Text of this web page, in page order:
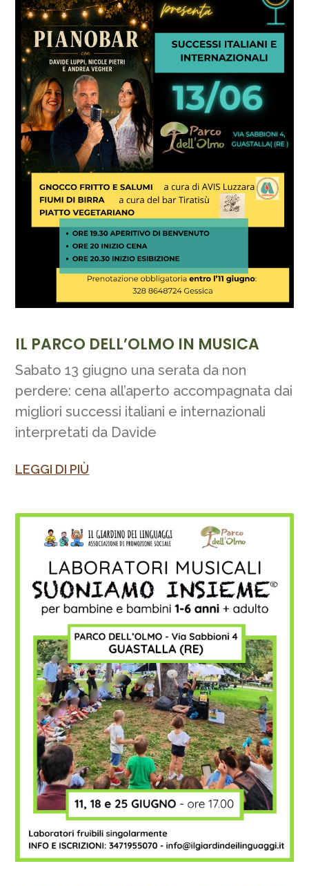
IL PARCO DELL’OLMO IN MUSICA
Sabato 13 giugno una serata da non
perdere: cena all’aperto accompagnata dai
migliori successi italiani e internazionali
interpretati da Davide
LEGGI DI PIÙ